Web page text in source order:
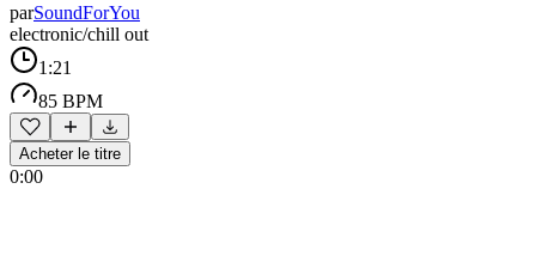
parSoundForYou
electronic/chill out
1:21
85 BPM
Acheter le titre
0:00